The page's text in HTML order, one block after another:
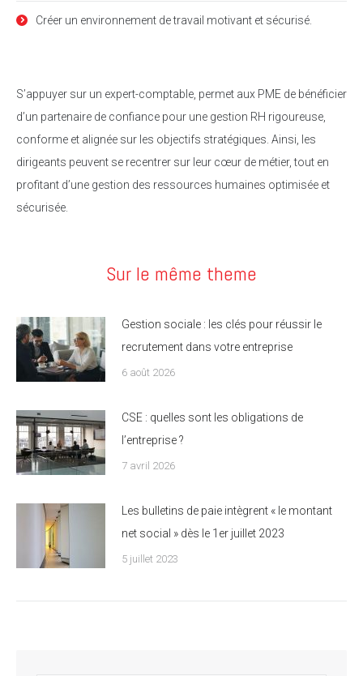
Créer un environnement de travail motivant et sécurisé.
S’appuyer sur un expert-comptable, permet aux PME de bénéficier
d’un partenaire de confiance pour une gestion RH rigoureuse,
conforme et alignée sur les objectifs stratégiques. Ainsi, les
dirigeants peuvent se recentrer sur leur cœur de métier, tout en
profitant d’une gestion des ressources humaines optimisée et
sécurisée.
Sur le même theme
Gestion sociale : les clés pour réussir le
recrutement dans votre entreprise
6 août 2026
CSE : quelles sont les obligations de
l’entreprise ?
7 avril 2026
Les bulletins de paie intègrent « le montant
net social » dès le 1er juillet 2023
5 juillet 2023